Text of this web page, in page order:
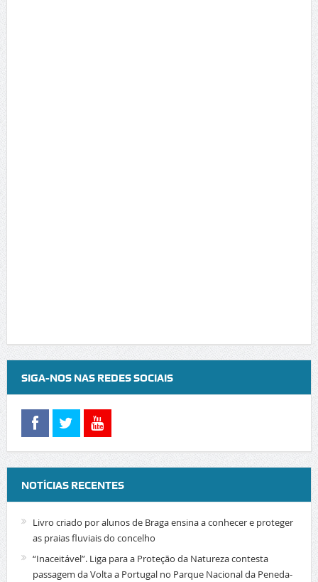
SIGA-NOS NAS REDES SOCIAIS
NOTÍCIAS RECENTES
Livro criado por alunos de Braga ensina a conhecer e proteger
as praias fluviais do concelho
“Inaceitável”. Liga para a Proteção da Natureza contesta
passagem da Volta a Portugal no Parque Nacional da Peneda-